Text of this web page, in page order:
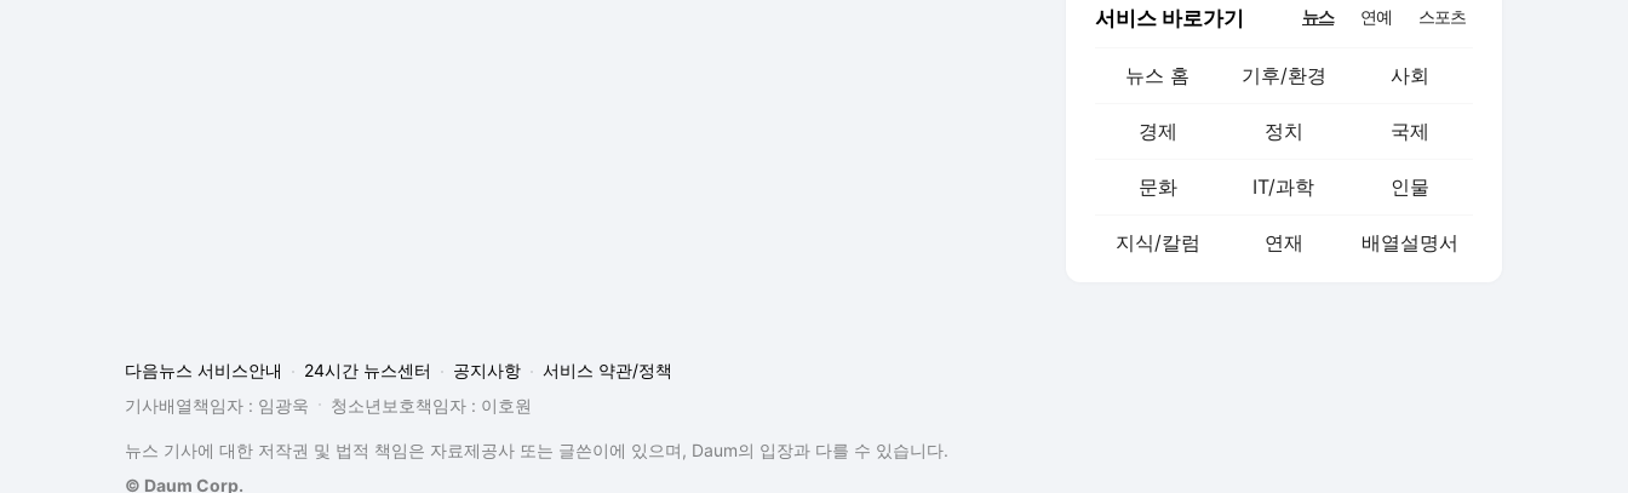
서비스 바로가기 뉴스 연예 스포츠
뉴스 홈 기후/환경 사회
경제 정치 국제
문화 IT/과학 인물
지식/칼럼 연재 배열설명서
다음뉴스 서비스안내 24시간 뉴스센터 공지사항
서비스 약관/정책
기사배열책임자 : 임광욱
청소년보호책임자 : 이호원
뉴스 기사에 대한 저작권 및 법적 책임은 자료제공사 또는 글쓴이에 있으며, Daum의 입장과 다를 수 있습니다.
© Daum Corp.